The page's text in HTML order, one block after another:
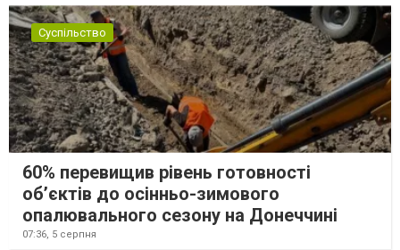
Суспільство
60% перевищив рівень готовності
об’єктів до осінньо-зимового
опалювального сезону на Донеччині
07:36, 5 серпня